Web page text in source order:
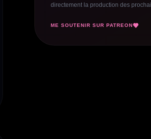
directement la production des
ME SOUTENIR SUR PATREON